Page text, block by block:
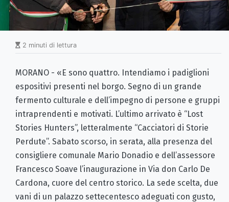
2 minuti di lettura
MORANO - «E sono quattro. Intendiamo i padiglioni
espositivi presenti nel borgo. Segno di un grande
fermento culturale e dell’impegno di persone e gruppi
intraprendenti e motivati. L’ultimo arrivato è “Lost
Stories Hunters”, letteralmente “Cacciatori di Storie
Perdute”. Sabato scorso, in serata, alla presenza del
consigliere comunale Mario Donadio e dell’assessore
Francesco Soave l’inaugurazione in Via don Carlo De
Cardona, cuore del centro storico. La sede scelta, due
vani di un palazzo settecentesco adeguati con gusto,